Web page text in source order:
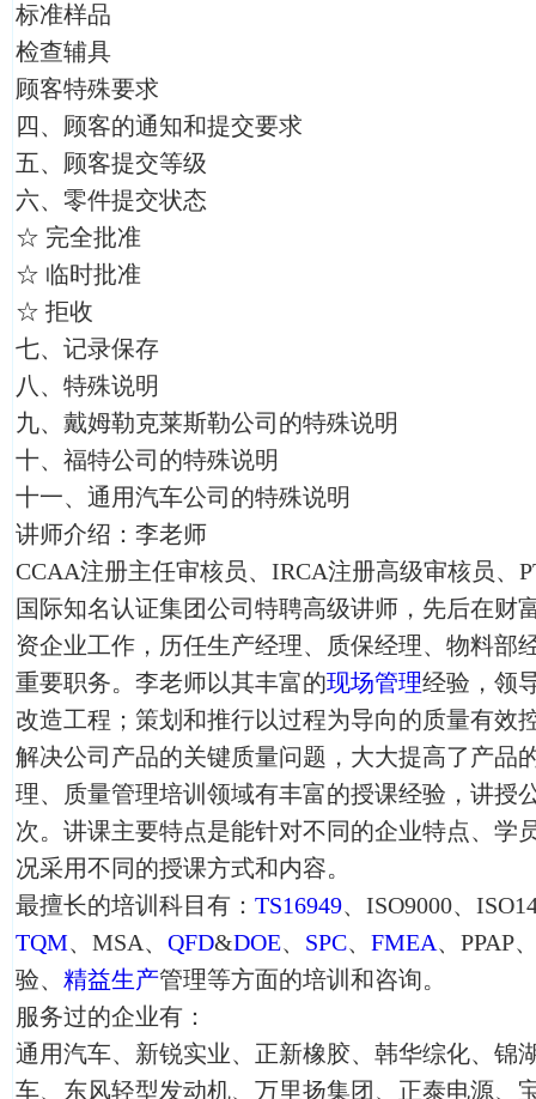
标准样品
检查辅具
顾客特殊要求
四、顾客的通知和提交要求
五、顾客提交等级
六、零件提交状态
☆ 完全批准
☆ 临时批准
☆ 拒收
七、记录保存
八、特殊说明
九、戴姆勒克莱斯勒公司的特殊说明
十、福特公司的特殊说明
十一、通用汽车公司的特殊说明
讲师介绍：李老师
CCAA注册主任审核员、IRCA注册高级审核员、
国际知名认证集团公司特聘高级讲师，先后在财
资企业工作，历任生产经理、质保经理、物料部
重要职务。李老师以其丰富的现场管理经验，领
改造工程；策划和推行以过程为导向的质量有效
解决公司产品的关键质量问题，大大提高了产品
理、质量管理培训领域有丰富的授课经验，讲授
次。讲课主要特点是能针对不同的企业特点、学
况采用不同的授课方式和内容。
最擅长的培训科目有： TS16949、ISO9000、
TQM、MSA、 QFD&DOE、 SPC、 FMEA、PPAP
验、 精益生产管理等方面的培训和咨询。
服务过的企业有：
通用汽车、新锐实业、正新橡胶、韩华综化、锦
车、东风轻型发动机、万里扬集团、正泰电源、